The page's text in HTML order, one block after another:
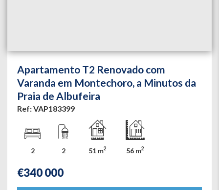
Apartamento T2 Renovado com
Varanda em Montechoro, a Minutos da
Praia de Albufeira
Ref: VAP183399
2 2 51 m2 56 m2
€340 000